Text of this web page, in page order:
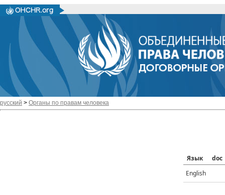
русский > Органы по правам человека
Язык
doc
English